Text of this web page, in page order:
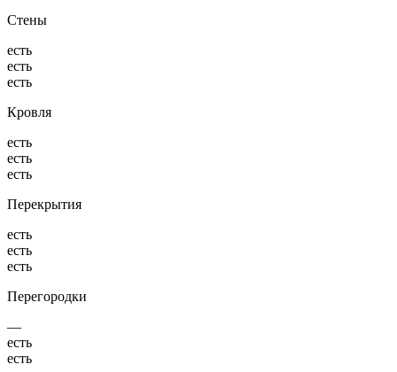
Стены
есть
есть
есть
Кровля
есть
есть
есть
Перекрытия
есть
есть
есть
Перегородки
—
есть
есть